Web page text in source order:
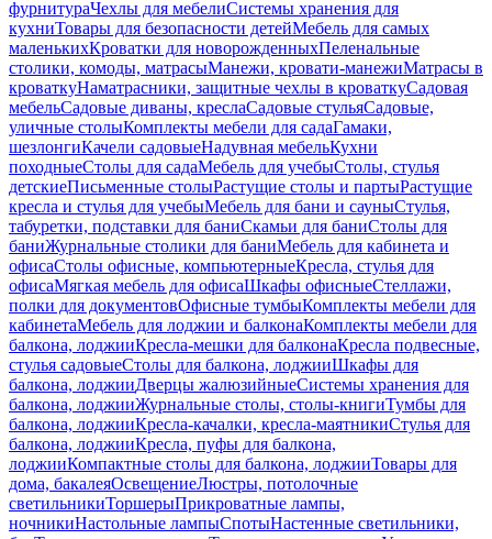
фурнитураЧехлы для мебелиСистемы хранения для
кухниТовары для безопасности детейМебель для самых
маленькихКроватки для новорожденныхПеленальные
столики, комоды, матрасыМанежи, кровати-манежиМатрасы в
кроваткуНаматрасники, защитные чехлы в кроваткуСадовая
мебельСадовые диваны, креслаСадовые стульяСадовые,
уличные столыКомплекты мебели для садаГамаки,
шезлонгиКачели садовыеНадувная мебельКухни
походныеСтолы для садаМебель для учебыСтолы, стулья
детскиеПисьменные столыРастущие столы и партыРастущие
кресла и стулья для учебыМебель для бани и сауныСтулья,
табуретки, подставки для баниСкамьи для баниСтолы для
баниЖурнальные столики для баниМебель для кабинета и
офисаСтолы офисные, компьютерныеКресла, стулья для
офисаМягкая мебель для офисаШкафы офисныеСтеллажи,
полки для документовОфисные тумбыКомплекты мебели для
кабинетаМебель для лоджии и балконаКомплекты мебели для
балкона, лоджииКресла-мешки для балконаКресла подвесные,
стулья садовыеСтолы для балкона, лоджииШкафы для
балкона, лоджииДверцы жалюзийныеСистемы хранения для
балкона, лоджииЖурнальные столы, столы-книгиТумбы для
балкона, лоджииКресла-качалки, кресла-маятникиСтулья для
балкона, лоджииКресла, пуфы для балкона,
лоджииКомпактные столы для балкона, лоджииТовары для
дома, бакалеяОсвещениеЛюстры, потолочные
светильникиТоршерыПрикроватные лампы,
ночникиНастольные лампыСпотыНастенные светильники,